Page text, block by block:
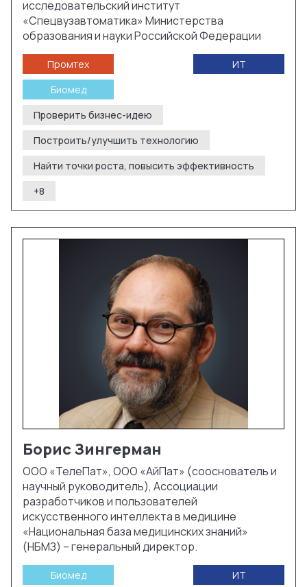
исследовательский институт
«Спецвузавтоматика» Министерства
образования и науки Российской Федерации
Промтех
ИТ
Биомед
Проверить бизнес-идею
Построить/улучшить технологию
Найти точки роста, повысить эффективность
+8
БорисЗингерман
ООО «ТелеПат», ООО «АйПат» (сооснователь и
научный руководитель), Ассоциации
разработчиков и пользователей
искусственного интеллекта в медицине
«Национальная база медицинских знаний»
(НБМЗ) – генеральный директор.
Биомед ИТ